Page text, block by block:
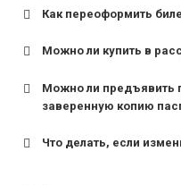
Как переоформить
Можно ли купить в
Можно ли предъявить
заверенную копию
Что делать, если